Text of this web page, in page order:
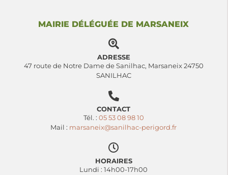
MAIRIE DÉLÉGUÉE DE MARSANEIX
ADRESSE
47 route de Notre Dame de Sanilhac, Marsaneix 24750
SANILHAC
CONTACT
Tél. : 05 53 08 98 10
Mail : marsaneix@sanilhac-perigord.fr
HORAIRES
Lundi : 14h00-17h00